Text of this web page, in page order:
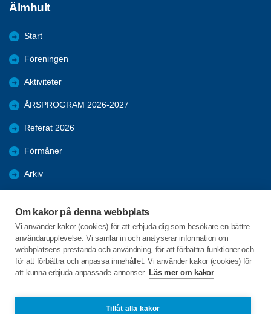
Om kakor på denna webbplats
Vi använder kakor (cookies) för att erbjuda dig som besökare en bättre
användarupplevelse. Vi samlar in och analyserar information om
webbplatsens prestanda och användning, för att förbättra funktioner och
för att förbättra och anpassa innehållet. Vi använder kakor (cookies) för
att kunna erbjuda anpassade annonser. Läs mer om kakor
Tillåt alla kakor
Älmhult
Start
Föreningen
Aktiviteter
ÅRSPROGRAM 2026-2027
Referat 2026
Förmåner
Arkiv
RESOR
C/o:Birgitta Löfstedt